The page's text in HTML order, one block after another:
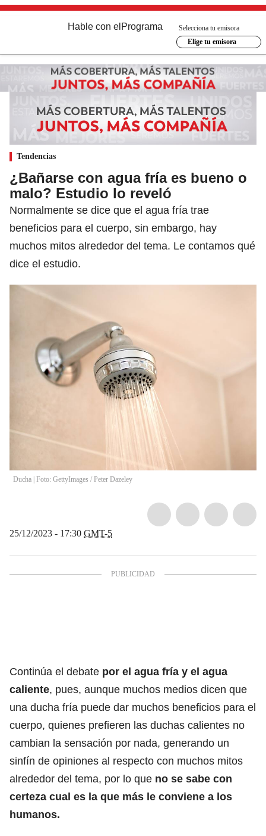
Hable con el Programa
Selecciona tu emisora
Elige tu emisora
Tendencias
¿Bañarse con agua fría es bueno o
malo? Estudio lo reveló
Normalmente se dice que el agua fría trae
beneficios para el cuerpo, sin embargo, hay
muchos mitos alrededor del tema. Le contamos qué
dice el estudio.
Ducha | Foto: GettyImages / Peter Dazeley
25/12/2023 - 17:30 GMT-5
Continúa el debate por el agua fría y el agua
caliente, pues, aunque muchos medios dicen que
una ducha fría puede dar muchos beneficios para el
cuerpo, quienes prefieren las duchas calientes no
cambian la sensación por nada, generando un
sinfín de opiniones al respecto con muchos mitos
alrededor del tema, por lo que no se sabe con
certeza cual es la que más le conviene a los
humanos.